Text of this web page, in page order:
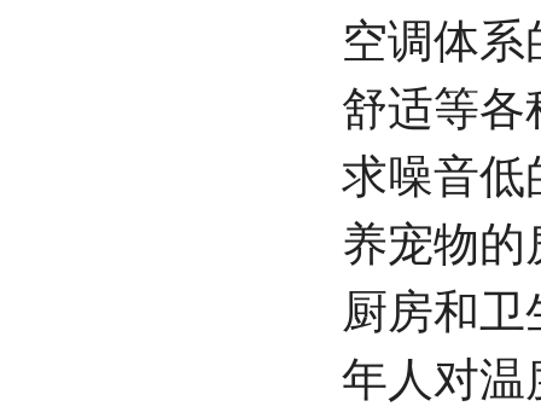
空调体
舒适等各
求噪音低
养宠物的
厨房和
年人对温